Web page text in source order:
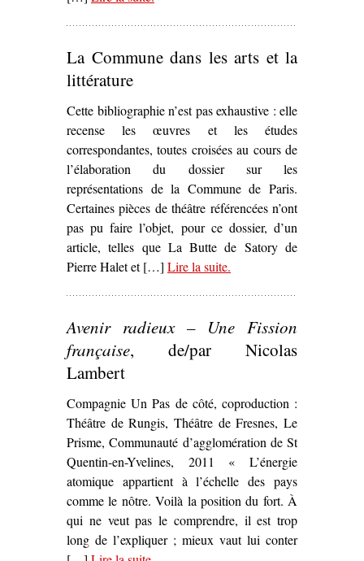
La Commune dans les arts et la
littérature
Cette bibliographie n’est pas exhaustive : elle
recense les œuvres et les études
correspondantes, toutes croisées au cours de
l’élaboration du dossier sur les
représentations de la Commune de Paris.
Certaines pièces de théâtre référencées n’ont
pas pu faire l’objet, pour ce dossier, d’un
article, telles que La Butte de Satory de
Pierre Halet et […] Lire la suite– ‘La Commune dans les
.
Avenir radieux – Une Fission
française, de/par Nicolas
Lambert
Compagnie Un Pas de côté, coproduction :
Théâtre de Rungis, Théâtre de Fresnes, Le
Prisme, Communauté d’agglomération de St
Quentin-en-Yvelines, 2011 « L’énergie
atomique appartient à l’échelle des pays
comme le nôtre. Voilà la position du fort. À
qui ne veut pas le comprendre, il est trop
long de l’expliquer ; mieux vaut lui conter